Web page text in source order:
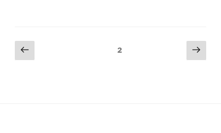
Beitragsnavigation
Vorherige
Seite
Seite2